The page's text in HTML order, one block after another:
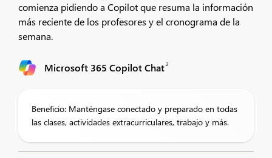
comienza pidiendo a Copilot que resuma la información
más reciente de los profesores y el cronograma de la
semana.
Microsoft 365 Copilot Chat2
Beneficio: Manténgase conectado y preparado en todas
las clases, actividades extracurriculares, trabajo y más.